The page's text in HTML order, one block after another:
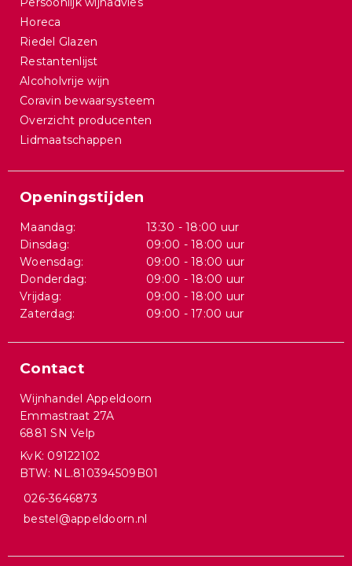
Horeca
Riedel Glazen
Restantenlijst
Alcoholvrije wijn
Coravin bewaarsysteem
Overzicht producenten
Lidmaatschappen
Openingstijden
Maandag:
13:30 - 18:00 uur
Dinsdag:
09:00 - 18:00 uur
Woensdag:
09:00 - 18:00 uur
Donderdag:
09:00 - 18:00 uur
Vrijdag:
09:00 - 18:00 uur
Zaterdag:
09:00 - 17:00 uur
Contact
Wijnhandel Appeldoorn
Emmastraat 27A
6881 SN Velp
KvK: 09122102
BTW: NL.810394509B01
026-3646873
bestel@appeldoorn.nl